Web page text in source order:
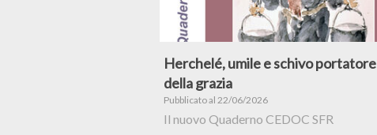
Herchelé, umile e schivo portatore
della grazia
Pubblicato al 22/06/2026
Il nuovo Quaderno CEDOC SFR